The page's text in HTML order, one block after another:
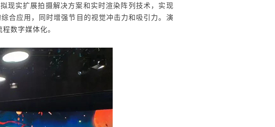
现实扩展拍摄解决方案和实时渲染阵列 技术，实现
合应用，同时增强节目的视觉冲击力和吸引力。 演
数字媒体化。